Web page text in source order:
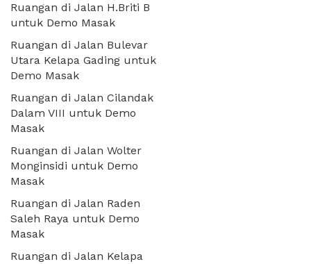
Ruangan di Jalan H.Briti B
untuk Demo Masak
Ruangan di Jalan Bulevar
Utara Kelapa Gading untuk
Demo Masak
Ruangan di Jalan Cilandak
Dalam VIII untuk Demo
Masak
Ruangan di Jalan Wolter
Monginsidi untuk Demo
Masak
Ruangan di Jalan Raden
Saleh Raya untuk Demo
Masak
Ruangan di Jalan Kelapa